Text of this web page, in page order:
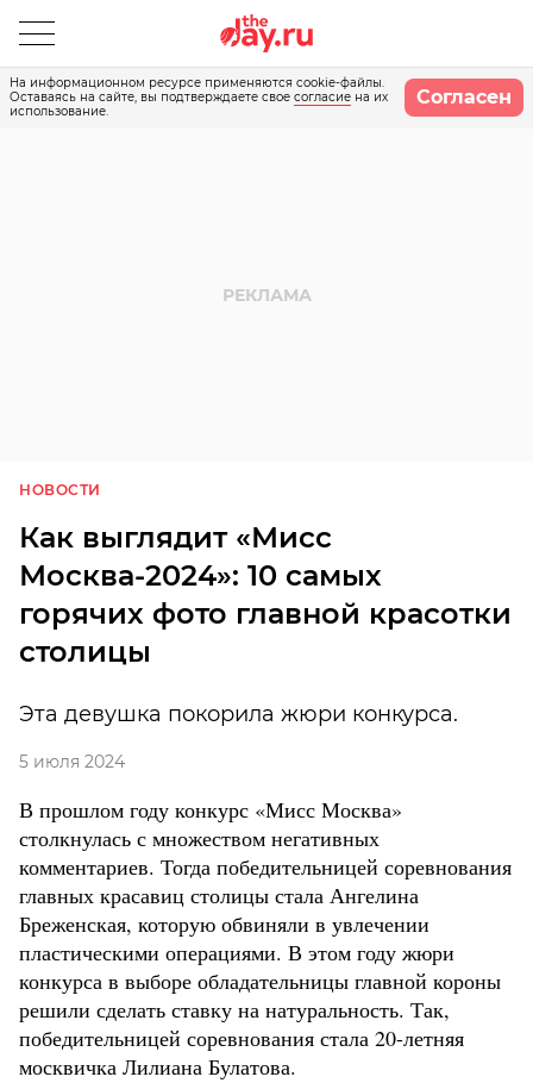
На информационном ресурсе применяются cookie-файлы.
Оставаясь на сайте, вы подтверждаете свое согласие на их
использование.
Согласен
НОВОСТИ
Как выглядит «Мисс
Москва-2024»: 10 самых
горячих фото главной красотки
столицы
Эта девушка покорила жюри конкурса.
5 июля 2024
В прошлом году конкурс «Мисс Москва»
столкнулась с множеством негативных
комментариев. Тогда победительницей соревнования
главных красавиц столицы стала Ангелина
Бреженская, которую обвиняли в увлечении
пластическими операциями. В этом году жюри
конкурса в выборе обладательницы главной короны
решили сделать ставку на натуральность. Так,
победительницей соревнования стала 20-летняя
москвичка Лилиана Булатова.